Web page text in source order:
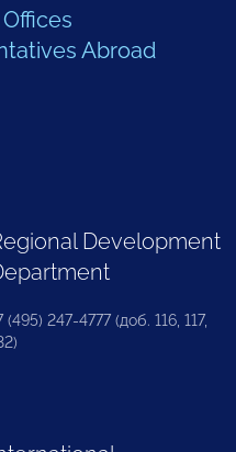
Abroad
Development
(495) 247-4777 (доб. 116, 117,